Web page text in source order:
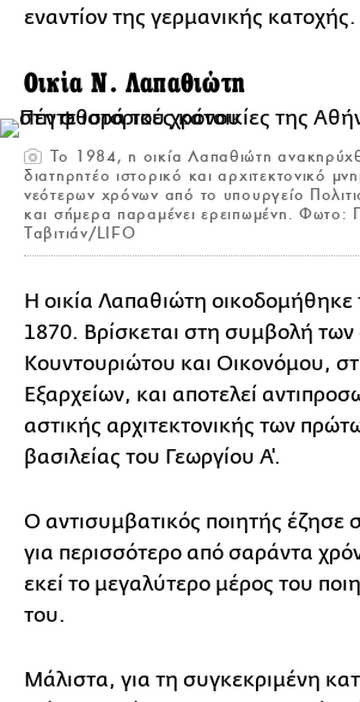
εναντίον της γερμανικής κατοχής.
Οικία Ν. Λαπαθιώτη
Το 1984, η οικία Λαπαθιώτη
διατηρητέο ιστορικό και αρχιτεκτονικό
νεότερων χρόνων από το υπουργείο
και σήμερα παραμένει ερειπωμένη. Φωτο:
Ταβιτιάν/LIFO
Η οικία Λαπαθιώτη οικοδομήθηκε
1870. Βρίσκεται στη συμβολή
Κουντουριώτου και Οικονόμου,
Εξαρχείων, και αποτελεί
αστικής αρχιτεκτονικής των
βασιλείας του Γεωργίου Α'.
Ο αντισυμβατικός ποιητής έζησε
για περισσότερο από σαράντα
εκεί το μεγαλύτερο μέρος του
του.
Μάλιστα, για τη συγκεκριμένη